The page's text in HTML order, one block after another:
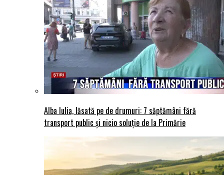
Alba Iulia, lăsată pe de drumuri: 7 săptămâni fără
transport public și nicio soluție de la Primărie